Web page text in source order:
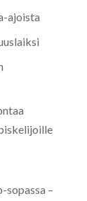
ajoista
sopassa –